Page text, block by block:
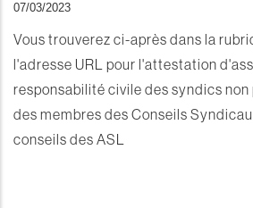
07/03/2023
Vous trouverez ci-après dans la
l'adresse URL pour l'attestation
responsabilité civile des syndics non
des membres des Conseils
conseils des ASL